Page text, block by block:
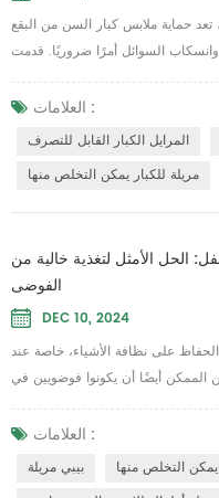
تعد حماية ملابس كبار السن من البقع
وانسكاب السوائل أمرًا ضروريًا. قدمت Telijie مريلة للبالغين للاستعمال مرة واحدة
مادة ورقية خفيفة الوزن ومريحة،
تصميم خفيف الوزن لملاءمة مريحة
تضمن مادة الفيلم الورقي لمريلة Telijie التي تستخدم لمرة واحدة أنها خفيفة الوزن
العلامات :
المرايل الكبار القابل للتصرف
مريلة للكبار يمكن التخلص منها
الحل الأمثل لتغذية خالية من
الفوضى
DEC 10, 2024
الحفاظ على نظافة الأشياء، خاصة عند
الممكن أيضًا أن يكونوا فوضويين في
الأطفال مفيدة. مريلة الأطفال
وقت الرضاعة أكثر متعة وخاليًا من
أو اللعاب أو الحوادث، فإن المريلة
العلامات :
بيبي مريلة
التخلص منها